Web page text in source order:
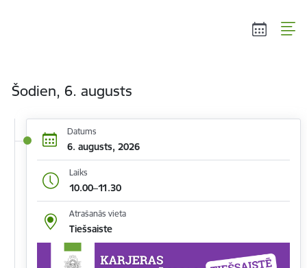
Šodien, 6. augusts
Datums
6. augusts, 2026
Laiks
10.00–11.30
Atrašanās vieta
Tiešsaiste